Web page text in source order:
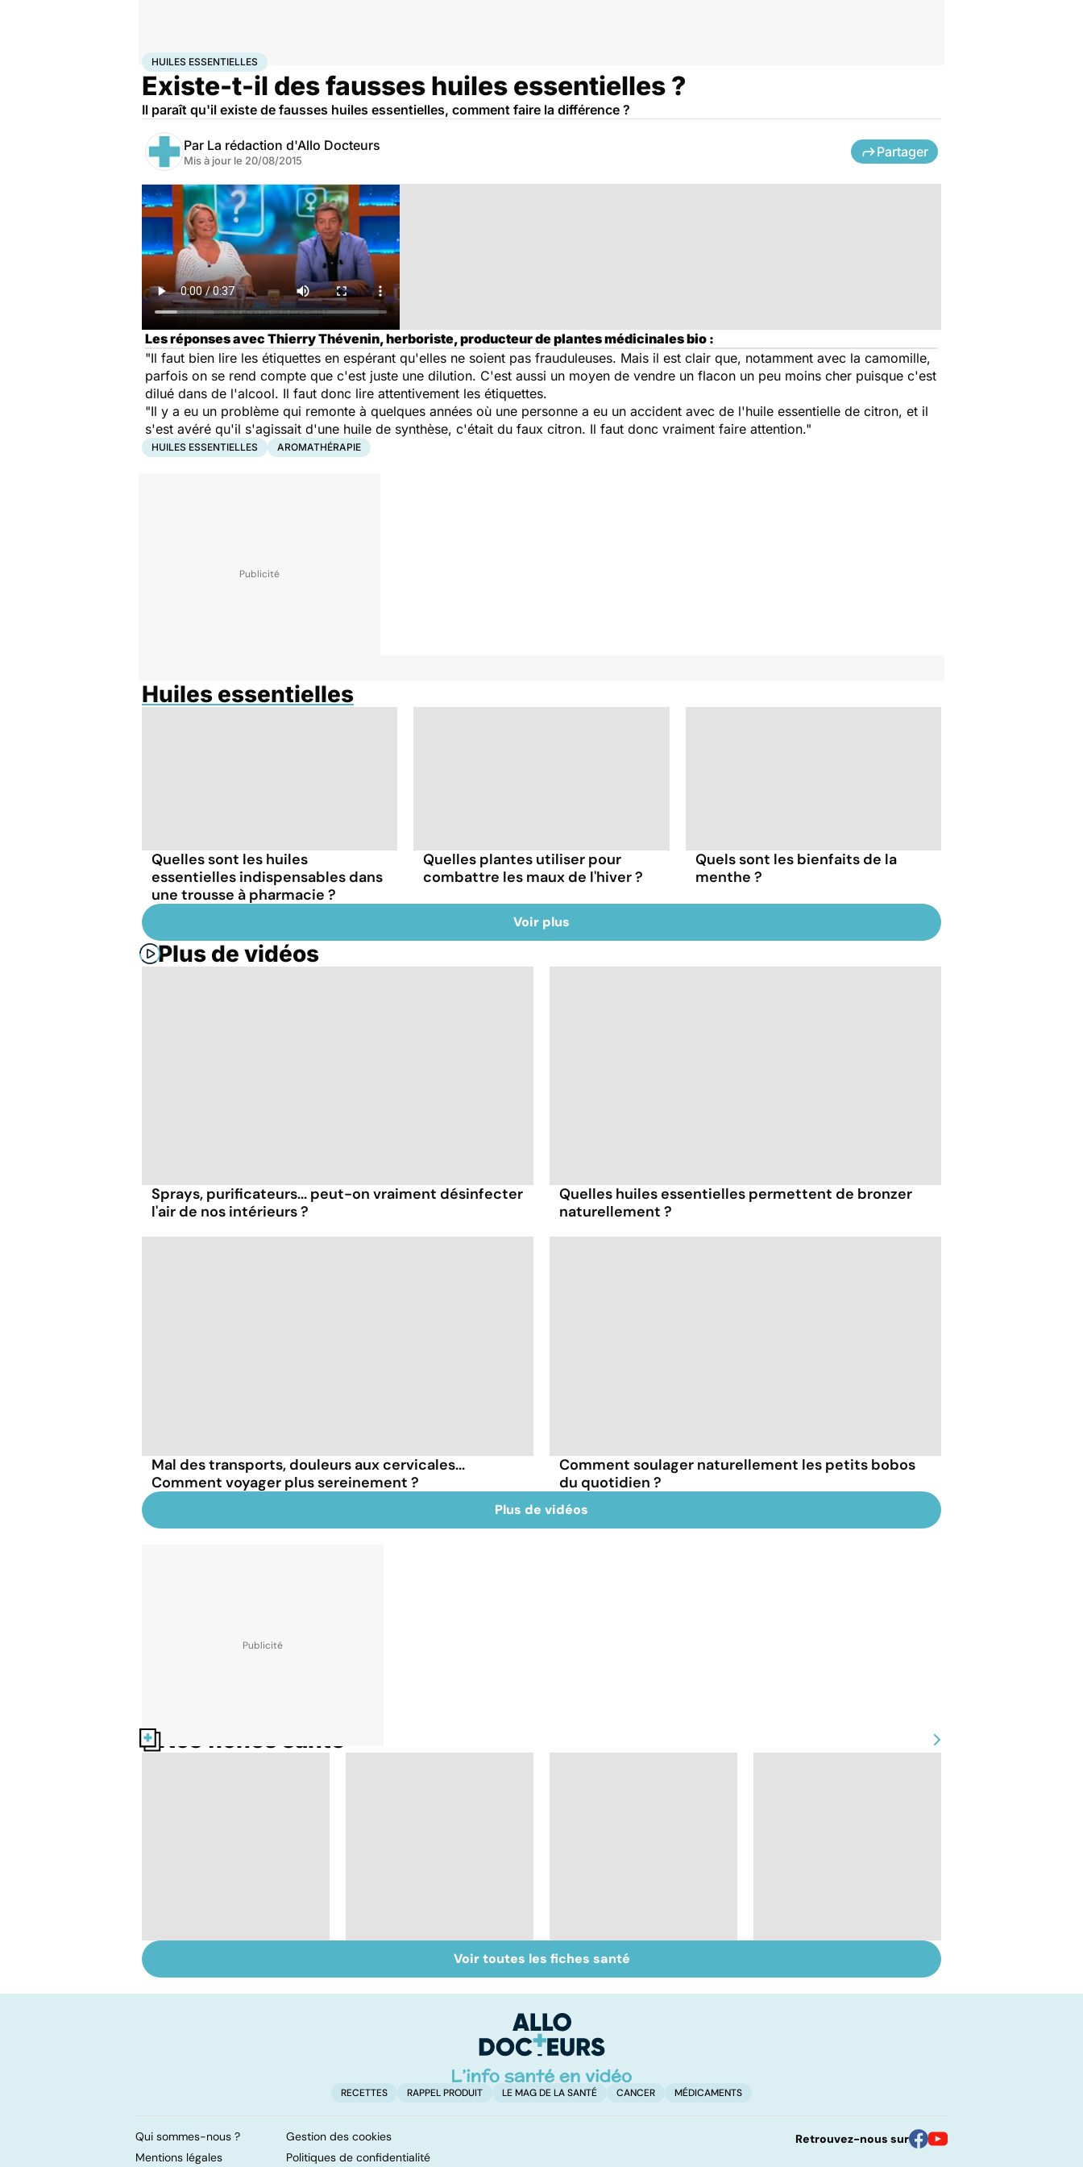
AccueilSantéHuiles essentielles
HUILES ESSENTIELLES
Existe-t-il des fausses huiles essentielles ?
Il paraît qu'il existe de fausses huiles essentielles, comment faire la différence ?
Par La rédaction d'Allo Docteurs
Mis à jour le 20/08/2015
Partager
Les réponses avec Thierry Thévenin, herboriste, producteur de plantes médicinales bio :
"Il faut bien lire les étiquettes en espérant qu'elles ne soient pas frauduleuses. Mais il est clair que, notamment avec la camomille,
parfois on se rend compte que c'est juste une dilution. C'est aussi un moyen de vendre un flacon un peu moins cher puisque c'est
dilué dans de l'alcool. Il faut donc lire attentivement les étiquettes.
"Il y a eu un problème qui remonte à quelques années où une personne a eu un accident avec de l'huile essentielle de citron, et il
s'est avéré qu'il s'agissait d'une huile de synthèse, c'était du faux citron. Il faut donc vraiment faire attention."
HUILES ESSENTIELLES AROMATHÉRAPIE
Huiles essentielles
Quelles sont les huiles
essentielles indispensables dans
une trousse à pharmacie ?
Quelles plantes utiliser pour
combattre les maux de l'hiver ?
Quels sont les bienfaits de la
menthe ?
Voir plus
Plus de vidéos
Sprays, purificateurs... peut-on vraiment désinfecter
l'air de nos intérieurs ?
Quelles huiles essentielles permettent de bronzer
naturellement ?
Mal des transports, douleurs aux cervicales...
Comment voyager plus sereinement ?
Comment soulager naturellement les petits bobos
du quotidien ?
Plus de vidéos
Nos fiches santé
mode d'emploi
Tout savoir sur les
infections
Inflammation des
amygdales : que faire
passage à l'acte
Voir toutes les fiches santé
RECETTES RAPPEL PRODUIT LE MAG DE LA SANTÉ CANCER MÉDICAMENTS
Qui sommes-nous ?
Gestion des cookies
Mentions légales
Politiques de confidentialité
Retrouvez-nous sur